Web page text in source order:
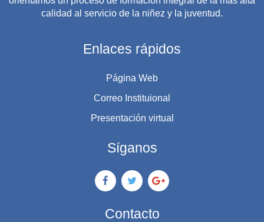
calidad al servicio de la niñez y la juventud.
Enlaces rápidos
Página Web
Correo Instituional
Presentación virtual
Síganos
Contacto